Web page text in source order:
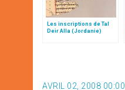
Les inscriptions de Tal
Deir Alla (Jordanie)
AVRIL 02, 2008 00:00